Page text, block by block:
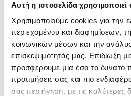
Αυτή η ιστοσελίδα χρησιμοποιεί
Χρησιμοποιούμε cookies για την
περιεχομένου και διαφημίσεων,
κοινωνικών μέσων και την
επισκεψιμότητάς μας. Επιδίωξη
προσφέρουμε μία όσο το δυνατό
προτιμήσεις σας και πιο
σας περιήγηση, με τις καλύτερες